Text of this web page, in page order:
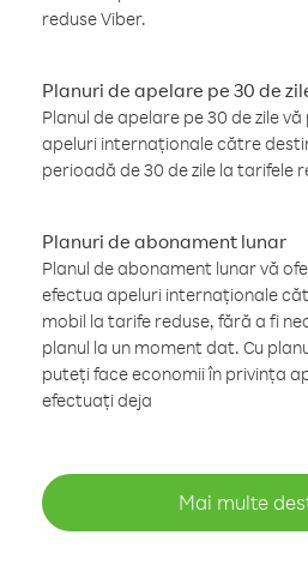
reduse Viber.
Planuri de apelare pe 30 de
Planul de apelare pe 30 de zile
apeluri internaționale către
perioadă de 30 de zile la tarifele
Planuri de abonament lunar
Planul de abonament lunar vă
efectua apeluri internaționale
mobil la tarife reduse, fără a fi
planul la un moment dat. Cu
puteți face economii în privința
efectuați deja
Mai multe